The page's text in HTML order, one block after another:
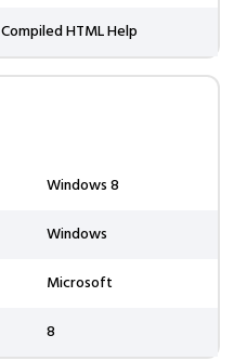
Compiled HTML Help
Windows 8
Windows
Microsoft
8